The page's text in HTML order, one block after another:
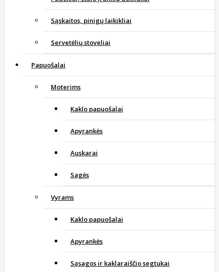
Sąskaitos, pinigų laikikliai
Servetėlių stoveliai
Papuošalai
Moterims
Kaklo papuošalai
Apyrankės
Auskarai
Sagės
Vyrams
Kaklo papuošalai
Apyrankės
Sąsagos ir kaklaraiščio segtukai